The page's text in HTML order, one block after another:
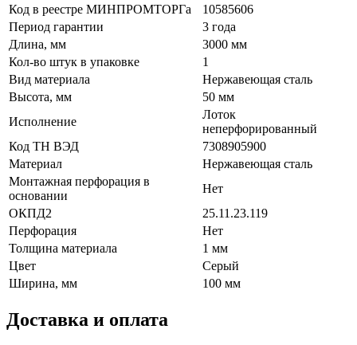
Код в реестре МИНПРОМТОРГа
10585606
Период гарантии
3 года
Длина, мм
3000 мм
Кол-во штук в упаковке
1
Вид материала
Нержавеющая сталь
Высота, мм
50 мм
Исполнение
Лоток
неперфорированный
Код ТН ВЭД
7308905900
Материал
Нержавеющая сталь
Монтажная перфорация в
основании
Нет
ОКПД2
25.11.23.119
Перфорация
Нет
Толщина материала
1 мм
Цвет
Серый
Ширина, мм
100 мм
Доставка и оплата